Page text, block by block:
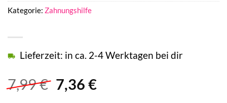
7,99€ Ursprünglicher
7,36 €Aktueller
Lieferzeit: in ca. 2-4 Werktagen bei dir
Kategorie: Zahnungshilfe